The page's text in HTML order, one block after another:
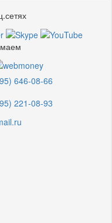
646-08-66
221-08-93